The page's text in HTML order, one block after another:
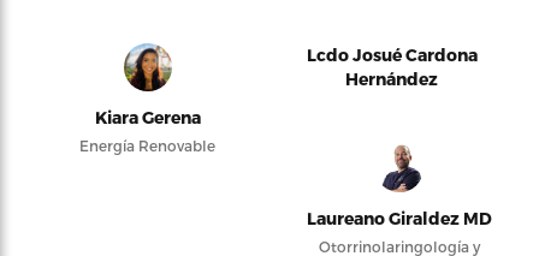
Kiara Gerena
Energía Renovable
Lcdo Josué Cardona
Hernández
Laureano Giraldez MD
Otorrinolaringología y